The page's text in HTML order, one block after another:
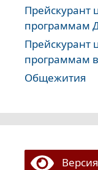
Прейскурант
программам
Прейскурант
программам
Общежития